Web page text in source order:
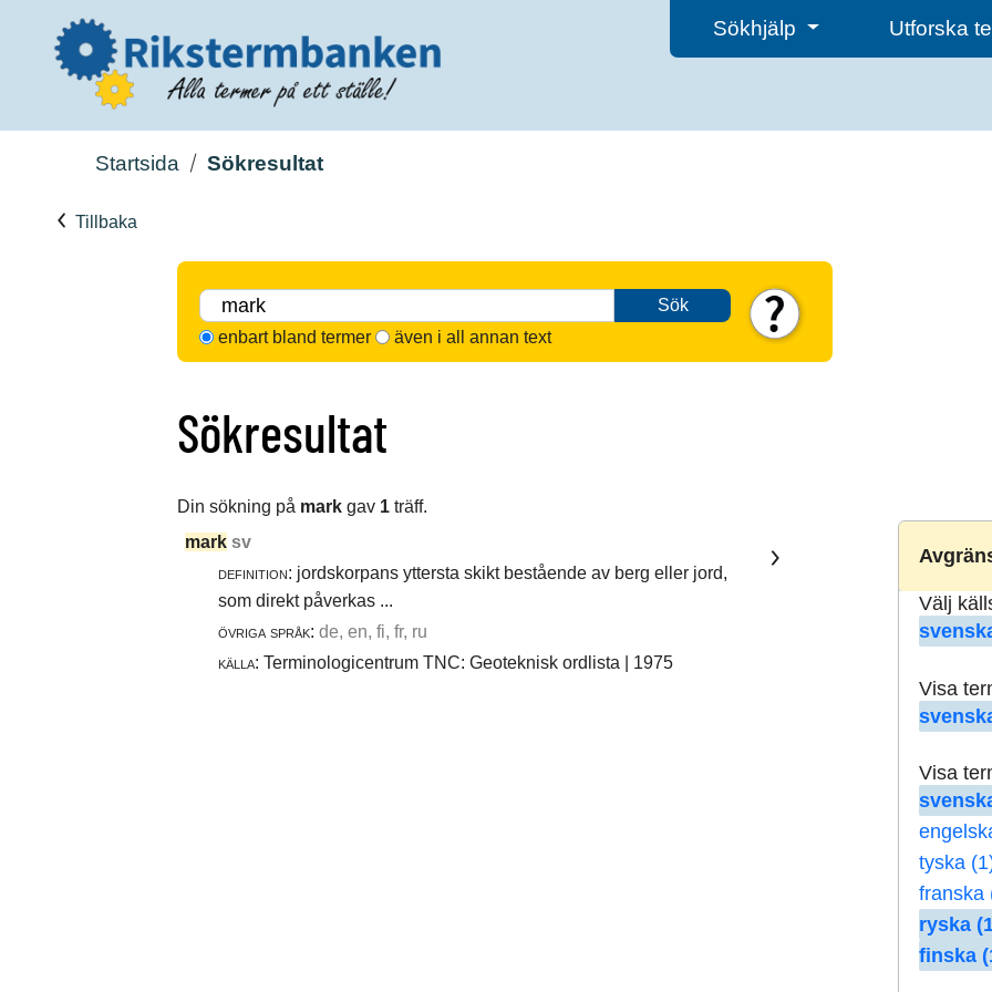
Sökhjälp Utforska
Startsida Sökresultat
Tillbaka
Sök
enbart bland termer
även i all annan text
Sökresultat
Din sökning på mark gav 1 träff.
Välj
Visa
Visa
tyska
franska
ryska
finska
mark sv
definition: jordskorpans yttersta skikt bestående av berg eller jord,
som direkt påverkas ...
övriga språk: de, en, fi, fr, ru
källa: Terminologicentrum TNC: Geoteknisk ordlista | 1975